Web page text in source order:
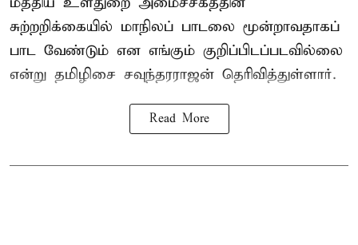
சுற்றறிக்கையில் மாநிலப் பாடலை மூன்றாவதாகப்
பாட வேண்டும் என எங்கும் குறிப்பிடப்படவில்லை
என்று தமிழிசை சவுந்தரராஜன் தெரிவித்துள்ளார்.
Read More